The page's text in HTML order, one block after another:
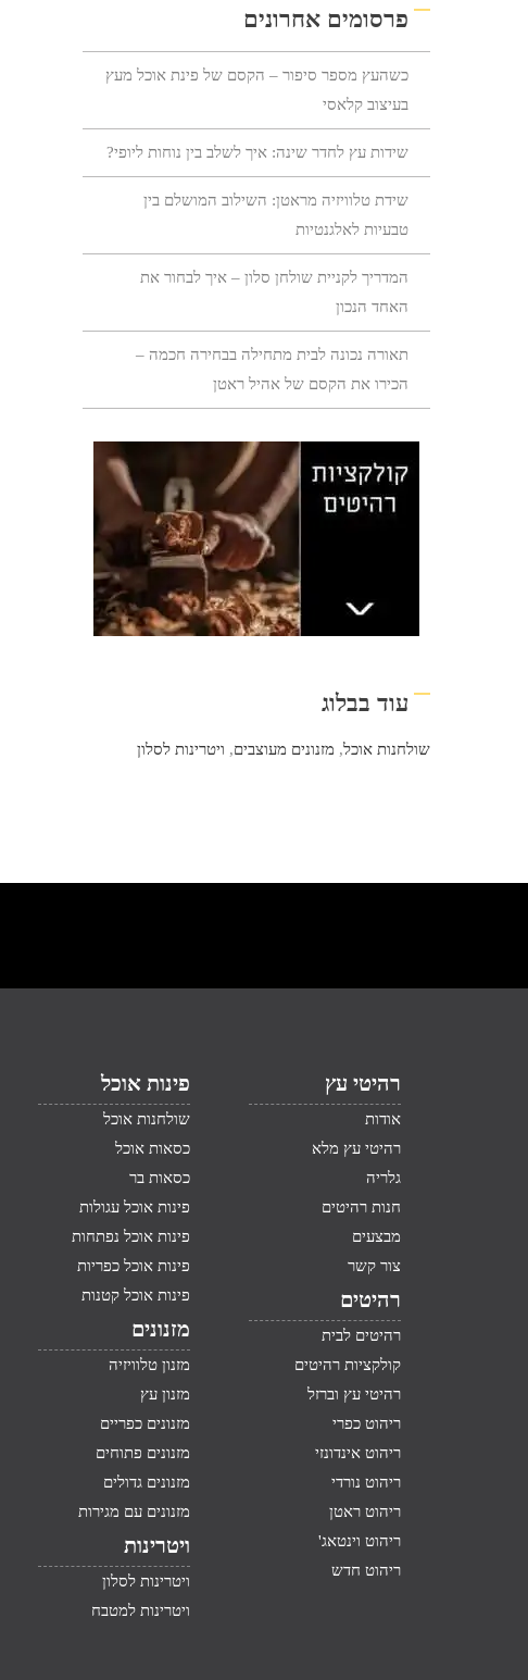
פרסומים אחרונים
כשהעץ מספר סיפור – הקסם של פינת אוכל מעץ
בעיצוב קלאסי
שידות עץ לחדר שינה: איך לשלב בין נוחות ליופי?
שידת טלוויזיה מראטן: השילוב המושלם בין
טבעיות לאלגנטיות
המדריך לקניית שולחן סלון – איך לבחור את
האחד הנכון
תאורה נכונה לבית מתחילה בבחירה חכמה –
הכירו את הקסם של אהיל ראטן
עוד בבלוג
שולחנות אוכל, מזנונים מעוצבים, ויטרינות לסלון
רהיטי עץ
אודות
רהיטי עץ מלא
גלריה
חנות רהיטים
מבצעים
צור קשר
רהיטים
רהיטים לבית
קולקציות רהיטים
רהיטי עץ וברזל
ריהוט כפרי
ריהוט אינדונזי
ריהוט נורדי
ריהוט ראטן
ריהוט וינטאג'
ריהוט חדש
פינות אוכל
שולחנות אוכל
כסאות אוכל
כסאות בר
פינות אוכל עגולות
פינות אוכל נפתחות
פינות אוכל כפריות
פינות אוכל קטנות
מזנונים
מזנון טלוויזיה
מזנון עץ
מזנונים כפריים
מזנונים פתוחים
מזנונים גדולים
מזנונים עם מגירות
ויטרינות
ויטרינות לסלון
ויטרינות למטבח